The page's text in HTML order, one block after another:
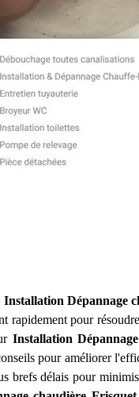
Installation Dépannage
rapidement pour
Installation
pour améliorer
brefs délais pour